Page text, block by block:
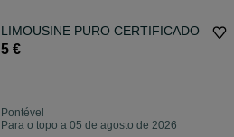
LIMOUSINE PURO CERTIFICADO
5 €
Pontével
Para o topo a 05 de agosto de 2026